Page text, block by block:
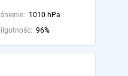
1010 hPa
96%